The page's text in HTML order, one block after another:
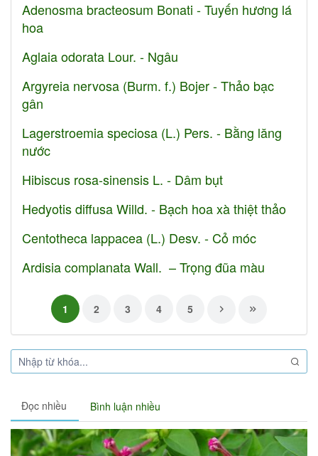
Adenosma bracteosum Bonati - Tuyến hương lá
hoa
Aglaia odorata Lour. - Ngâu
Argyreia nervosa (Burm. f.) Bojer - Thảo bạc
gân
Lagerstroemia speciosa (L.) Pers. - Bằng lăng
nước
Hibiscus rosa-sinensis L. - Dâm bụt
Hedyotis diffusa Willd. - Bạch hoa xà thiệt thảo
Centotheca lappacea (L.) Desv. - Cỏ móc
Ardisia complanata Wall. – Trọng đũa màu
1 2 3 4 5
Đọc nhiều Bình luận nhiều